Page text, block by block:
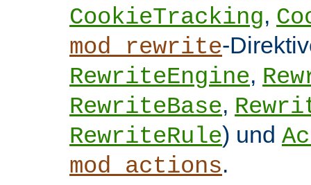
CookieTracking,
mod_rewrite-
RewriteEngine,
RewriteBase,
RewriteRule) und
mod_actions.